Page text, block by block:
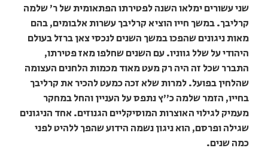
שני עשורים ימלאו השנה לפטירתו הפתאומית של ר' שלמה
קרליבך. במשך חייו הוציא קרליבך עשרות אלבומים, בהם
מאות ניגונים שהפכו במשך השנים לנכסי צאן ברזל בעולם
היהודי על שלל גווניו. עם השנים שחלפו מאז פטירתו,
התברר שכל זה היה רק מעט מאוד מכמות הלחנים העצומה
שהלחין בפועל. למרות שלא זכה כמעט להכיר את קרליבך
בחייו, הזמר שלמה כ"ץ נתפס על העניין והחל במחקר
מעמיק לגילוי האוצרות המוסיקליים הגנוזים. אחד הניגונים
שגילה ופרסם, הוא ניגון נשמה הידוע שהפך ללהיט לפני
כמה שנים.